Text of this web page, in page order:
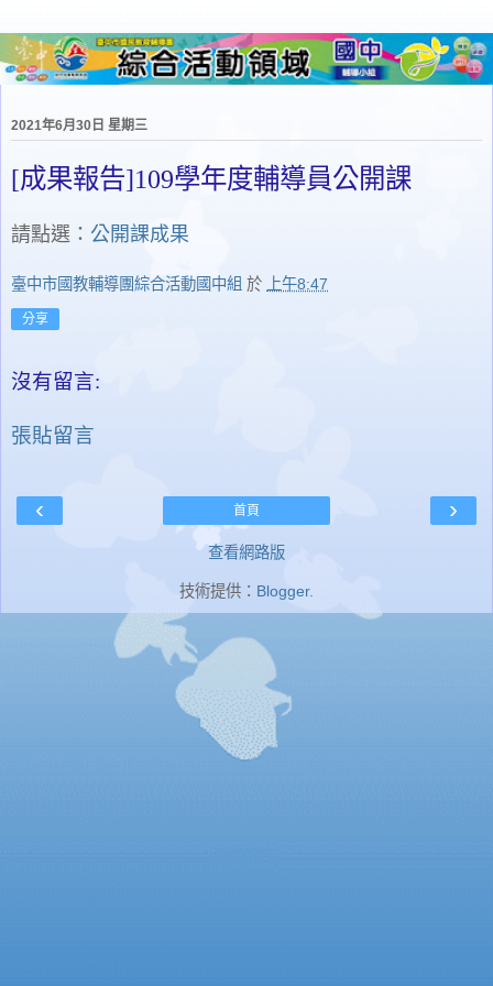
2021年6月30日 星期三
[成果報告]109學年度輔導員公開課
請點選： 公開課成果
臺中市國教輔導團綜合活動國中組 於 上午8:47
分享
沒有留言:
張貼留言
‹ ›
首頁
查看網路版
技術提供： Blogger.